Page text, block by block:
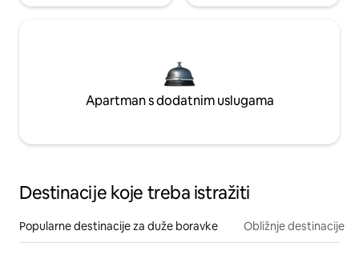
Apartman s dodatnim uslugama
Destinacije koje treba istražiti
Popularne destinacije za duže boravke Obližnje destinacije